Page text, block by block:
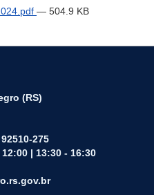
— 504.9 KB
(RS)
275
| 13:30 - 16:30